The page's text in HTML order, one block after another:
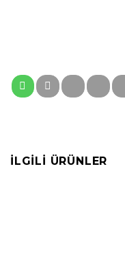
İLGILI ÜRÜNLER